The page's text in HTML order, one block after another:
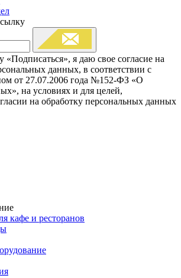
я даю свое согласие на
данных, в соответствии с
от 27.07.2006 года №152-ФЗ «О
на условиях и для целей,
на обработку персональных данных
кафе и ресторанов